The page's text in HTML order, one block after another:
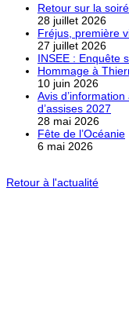
Retour sur la
28 juillet 2026
Fréjus, première
27 juillet 2026
INSEE : Enquête
Hommage à
10 juin 2026
Avis
d’assises 2027
28 mai 2026
Fête de l’Océanie
6 mai 2026
Retour à l'actualité